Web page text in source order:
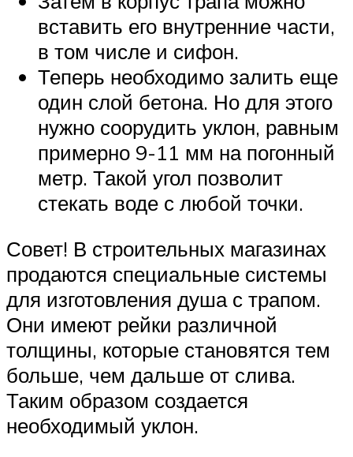
вставить его внутренние части,
в том числе и сифон.
Теперь необходимо залить еще
один слой бетона. Но для этого
нужно соорудить уклон, равным
примерно 9-11 мм на погонный
метр. Такой угол позволит
стекать воде с любой точки.
Совет! В строительных магазинах
продаются специальные системы
для изготовления душа с трапом.
Они имеют рейки различной
толщины, которые становятся тем
больше, чем дальше от слива.
Таким образом создается
необходимый уклон.